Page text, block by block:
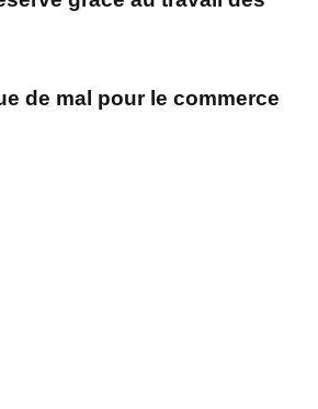
de mal pour le commerce